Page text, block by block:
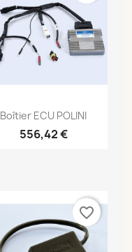
Boîtier ECU POLINI
556,42 €
favorite_border